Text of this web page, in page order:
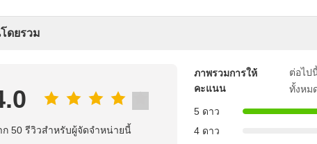
ดยรวม
ก 50 รีวิวสําหรับผู้จัดจําหน่ายนี้
ภาพรวมการให้
คะแนน
ต่อไป
ทั้งหม
5 ดาว
4 ดาว